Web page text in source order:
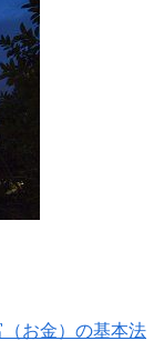
お金）の基本法